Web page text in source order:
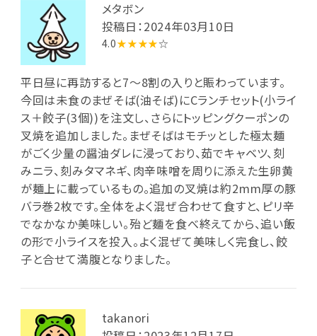
メタボン
投稿日：2024年03月10日
4.0★★★★☆
平日昼に再訪すると7～8割の入りと賑わっています。
今回は未食のまぜそば(油そば)にCランチセット(小ライ
ス＋餃子(3個))を注文し、さらにトッピングクーポンの
叉焼を追加しました。まぜそばはモチッとした極太麺
がごく少量の醤油ダレに浸っており、茹でキャベツ、刻
みニラ、刻みタマネギ、肉辛味噌を周りに添えた生卵黄
が麺上に載っているもの。追加の叉焼は約2mm厚の豚
バラ巻2枚です。全体をよく混ぜ合わせて食すと、ピリ辛
でなかなか美味しい。殆ど麺を食べ終えてから、追い飯
の形で小ライスを投入。よく混ぜて美味しく完食し、餃
子と合せて満腹となりました。
takanori